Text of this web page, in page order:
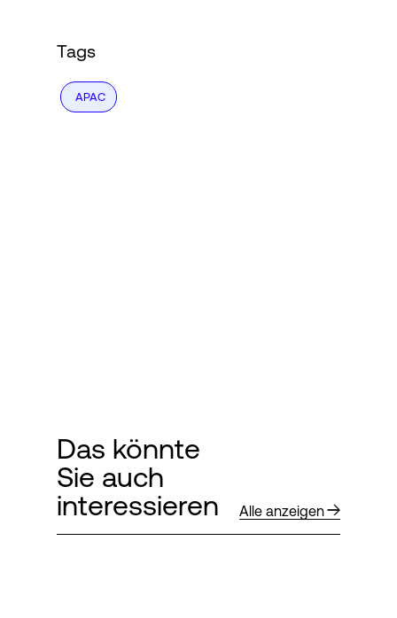
Tags
APAC
Das könnte
Sie auch
interessieren
Alle anzeigen